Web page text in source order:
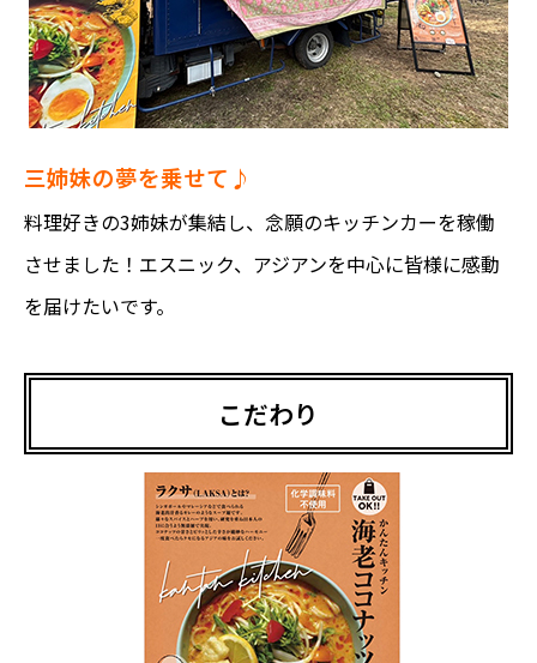
三姉妹の夢を乗せて♪
料理好きの3姉妹が集結し、念願のキッチンカーを稼働
させました！エスニック、アジアンを中心に皆様に感動
を届けたいです。
こだわり